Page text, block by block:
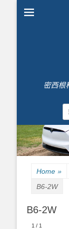
密西根
Home »
B6-2W
B6-2W
1 / 1